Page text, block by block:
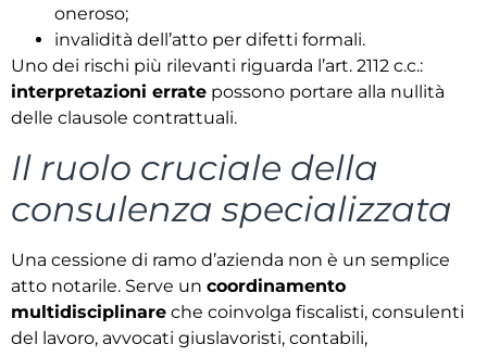
oneroso;
invalidità dell’atto per difetti formali.
Uno dei rischi più rilevanti riguarda l’art. 2112 c.c.:
interpretazioni errate possono portare alla nullità
delle clausole contrattuali.
Il ruolo cruciale della
consulenza specializzata
Una cessione di ramo d’azienda non è un semplice
atto notarile. Serve un coordinamento
multidisciplinare che coinvolga fiscalisti, consulenti
del lavoro, avvocati giuslavoristi, contabili,